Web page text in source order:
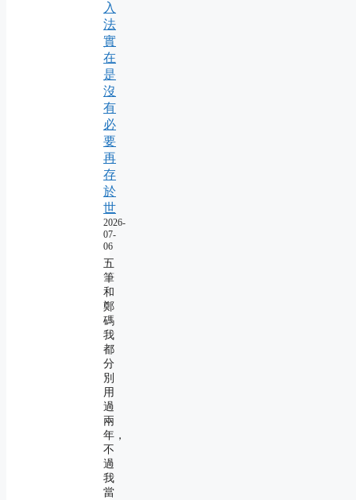
入
法
實
在
是
沒
有
必
要
再
存
於
世
2026-
07-
06
五
筆
和
鄭
碼
我
都
分
別
用
過
兩
年，
不
過
我
當